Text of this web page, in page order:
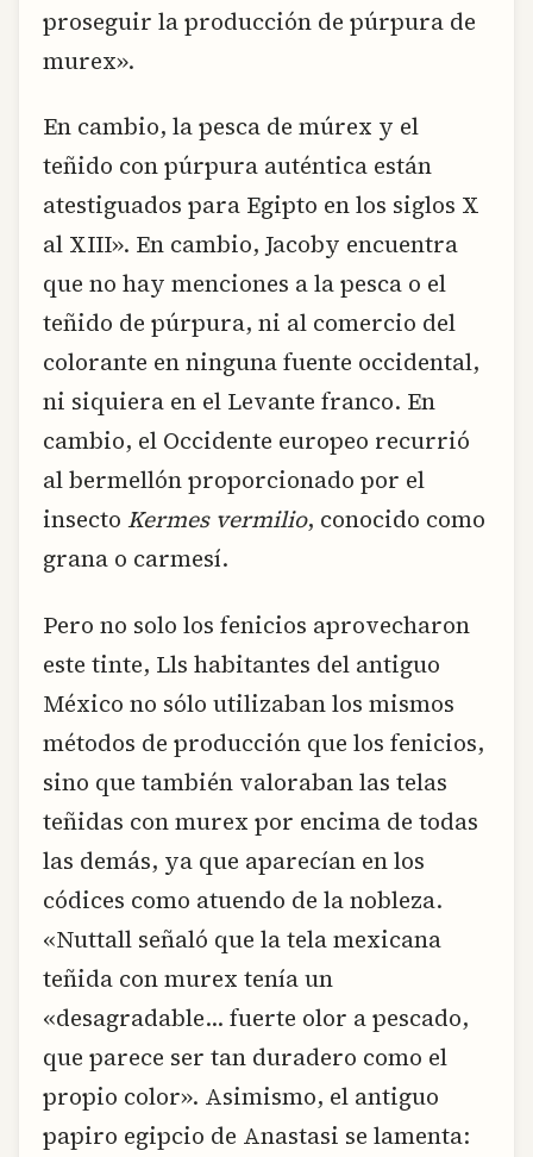
proseguir la producción de púrpura de
murex».
En cambio, la pesca de múrex y el
teñido con púrpura auténtica están
atestiguados para Egipto en los siglos X
al XIII». En cambio, Jacoby encuentra
que no hay menciones a la pesca o el
teñido de púrpura, ni al comercio del
colorante en ninguna fuente occidental,
ni siquiera en el Levante franco. En
cambio, el Occidente europeo recurrió
al bermellón proporcionado por el
insecto Kermes vermilio, conocido como
grana o carmesí.
Pero no solo los fenicios aprovecharon
este tinte, Lls habitantes del antiguo
México no sólo utilizaban los mismos
métodos de producción que los fenicios,
sino que también valoraban las telas
teñidas con murex por encima de todas
las demás, ya que aparecían en los
códices como atuendo de la nobleza.
«Nuttall señaló que la tela mexicana
teñida con murex tenía un
«desagradable… fuerte olor a pescado,
que parece ser tan duradero como el
propio color». Asimismo, el antiguo
papiro egipcio de Anastasi se lamenta: